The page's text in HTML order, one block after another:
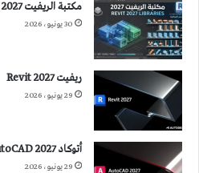
مكتبة الريفيت 2027 – Revit 2027 Libraries
30 يونيو، 2026
ريفيت 2027 Revit
29 يونيو، 2026
أتوكاد 2027 AutoCAD
29 يونيو، 2026